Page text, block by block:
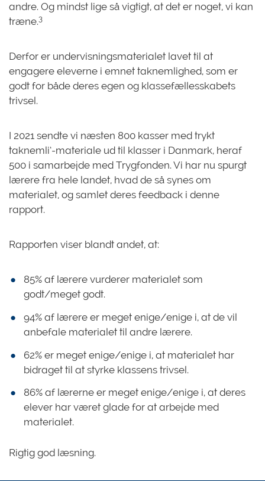
andre. Og mindst lige så vigtigt, at det er noget, vi kan
træne.3
Derfor er undervisningsmaterialet lavet til at
engagere eleverne i emnet taknemlighed, som er
godt for både deres egen og klassefællesskabets
trivsel.
I 2021 sendte vi næsten 800 kasser med trykt
taknemli’-materiale ud til klasser i Danmark, heraf
500 i samarbejde med Trygfonden. Vi har nu spurgt
lærere fra hele landet, hvad de så synes om
materialet, og samlet deres feedback i denne
rapport.
Rapporten viser blandt andet, at:
85% af lærere vurderer materialet som
godt/meget godt.
94% af lærere er meget enige/enige i, at de vil
anbefale materialet til andre lærere.
62% er meget enige/enige i, at materialet har
bidraget til at styrke klassens trivsel.
86% af lærerne er meget enige/enige i, at deres
elever har været glade for at arbejde med
materialet.
Rigtig god læsning.